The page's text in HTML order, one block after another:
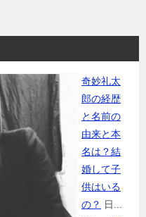
奇妙礼太
郎の経歴
と名前の
由来と本
名は？結
婚して子
供はいる
の？ 日...